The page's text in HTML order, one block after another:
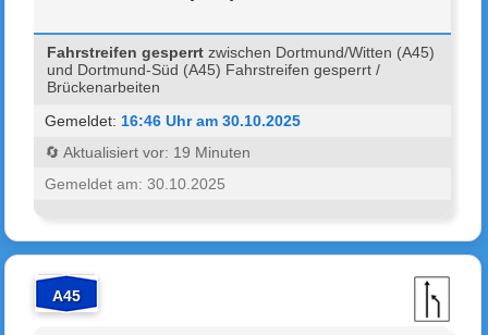
Fahrstreifen gesperrt zwischen Dortmund/Witten (A45)
und Dortmund-Süd (A45) Fahrstreifen gesperrt /
Brückenarbeiten
Gemeldet: 16:46 Uhr am 30.10.2025
🔄 Aktualisiert vor: 19 Minuten
Gemeldet am: 30.10.2025
A45